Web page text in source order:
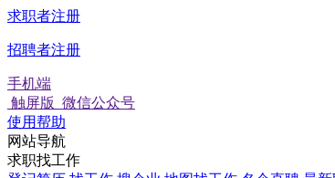
求职者注册
招聘者注册
手机端
触屏版 微信公众号
使用帮助
网站导航
求职找工作